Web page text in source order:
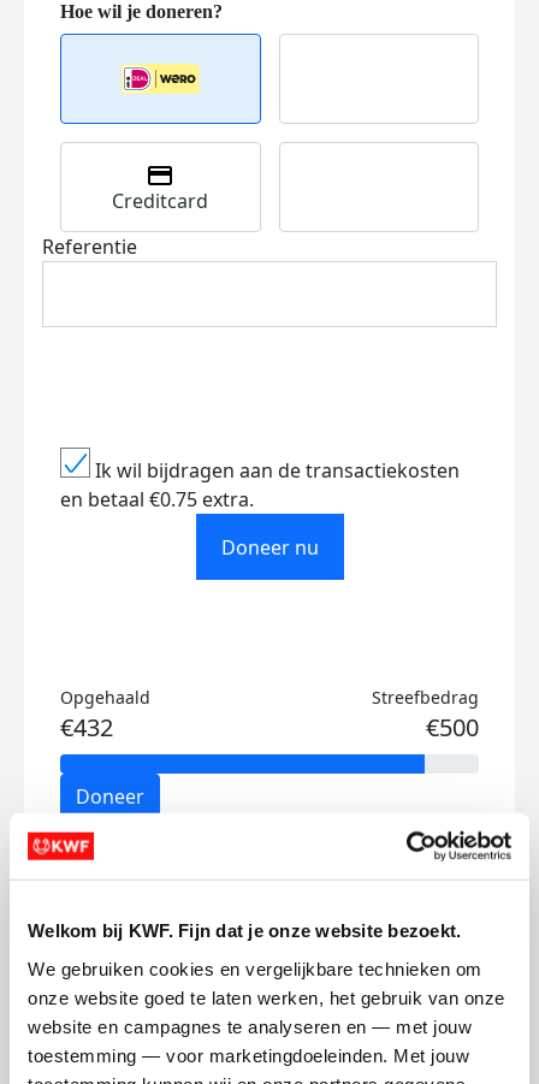
Welkom bij KWF. Fijn dat je onze website bezoekt.
We gebruiken cookies en vergelijkbare technieken om
onze website goed te laten werken, het gebruik van onze
website en campagnes te analyseren en — met jouw
toestemming — voor marketingdoeleinden. Met jouw
Creditcard
Referentie
Ik wil bijdragen aan de transactiekosten
en betaal €0.75 extra.
Doneer nu
Opgehaald
€432
Streefbedrag
€500
Doneer
Mark's badges